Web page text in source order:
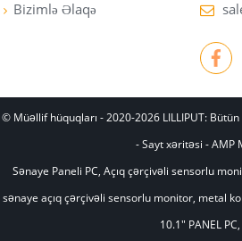
Bizimlə Əlaqə
© Müəllif hüquqları - 2020-2026 LILLIPUT:
-Sayt xəritəsi -AMP
Sənaye Paneli PC, Açıq çərçivəli sensorlu
sənaye açıq çərçivəli sensorlu monitor, metal
10.1" PANEL PC,